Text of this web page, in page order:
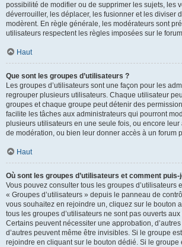
possibilité de modifier ou de supprimer les sujets, les
déverrouiller, les déplacer, les fusionner et les diviser
modèrent. En règle générale, les modérateurs sont
utilisateurs respectent les règles imposées sur le
Haut
Que sont les groupes d’utilisateurs ?
Les groupes d’utilisateurs sont une façon pour les
regrouper plusieurs utilisateurs. Chaque utilisateur
groupes et chaque groupe peut détenir des
facilite les tâches aux administrateurs qui pourront
plusieurs utilisateurs en une seule fois, ou encore
de modération, ou bien leur donner accès à un forum
Haut
Où sont les groupes d’utilisateurs et comment puis-
Vous pouvez consulter tous les groupes d’utilisateurs
« Groupes d’utilisateurs » depuis le panneau de
vous souhaitez en rejoindre un, cliquez sur le bouton
tous les groupes d’utilisateurs ne sont pas ouverts
Certains peuvent nécessiter une approbation,
d’autres peuvent même être invisibles. Si le groupe
rejoindre en cliquant sur le bouton dédié. Si le groupe